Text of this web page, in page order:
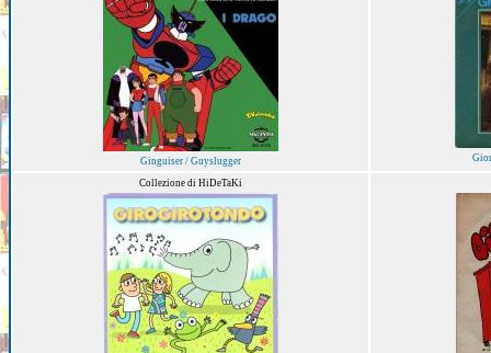
Ginguiser / Guyslugger
Collezione di HiDeTaKi